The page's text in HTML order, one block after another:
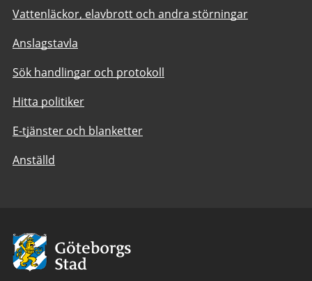
Vattenläckor, elavbrott och andra störningar
Anslagstavla
Sök handlingar och protokoll
Hitta politiker
E-tjänster och blanketter
Anställd
Avsändare:
Göteborgs
Stad